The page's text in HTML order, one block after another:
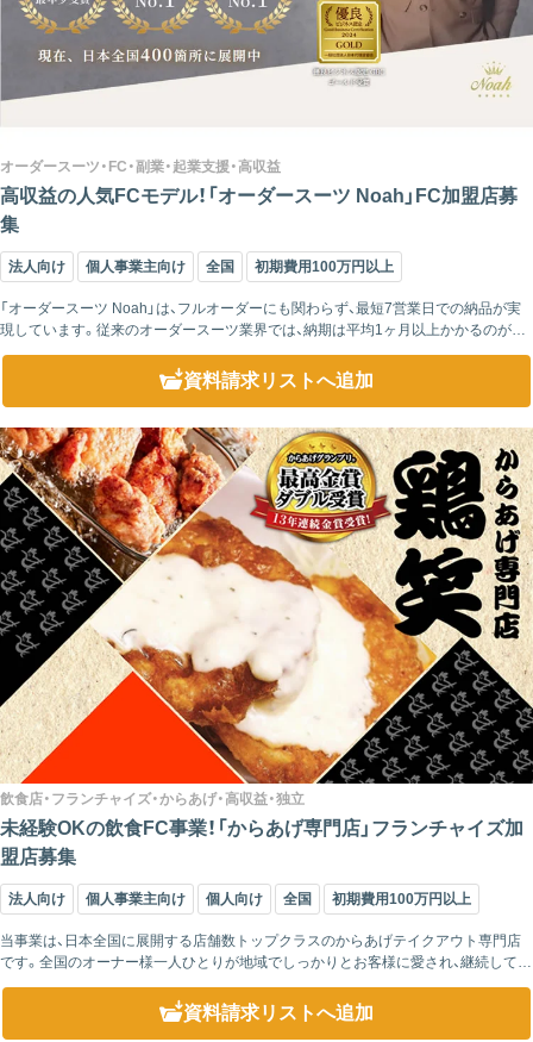
オーダースーツ・FC・副業・起業支援・高収益
高収益の人気FCモデル！「オーダースーツ Noah」FC加盟店募
集
法人向け 個人事業主向け 全国 初期費用100万円以上
「オーダースーツ Noah」は、フルオーダーにも関わらず、最短7営業日での納品が実
現しています。従来のオーダースーツ業界では、納期は平均1ヶ月以上かかるのが一
般的でした。採寸、パターンの作成、生地の手配、縫製、検品など、...
資料請求リストへ追加
飲食店・フランチャイズ・からあげ・高収益・独立
未経験OKの飲食FC事業！「からあげ専門店」フランチャイズ加
盟店募集
法人向け 個人事業主向け 個人向け 全国 初期費用100万円以上
当事業は、日本全国に展開する店舗数トップクラスのからあげテイクアウト専門店
です。全国のオーナー様一人ひとりが地域でしっかりとお客様に愛され、継続して経
資料請求リストへ追加